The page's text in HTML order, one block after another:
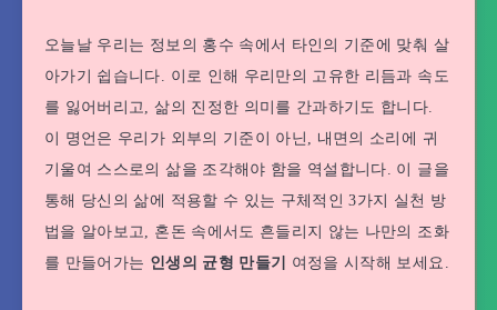
오늘날 우리는 정보의 홍수 속에서 타인의 기준에 맞춰 살
아가기 쉽습니다. 이로 인해 우리만의 고유한 리듬과 속도
를 잃어버리고, 삶의 진정한 의미를 간과하기도 합니다.
이 명언은 우리가 외부의 기준이 아닌, 내면의 소리에 귀
기울여 스스로의 삶을 조각해야 함을 역설합니다. 이 글을
통해 당신의 삶에 적용할 수 있는 구체적인 3가지 실천 방
법을 알아보고, 혼돈 속에서도 흔들리지 않는 나만의 조화
를 만들어가는 인생의 균형 만들기 여정을 시작해 보세요.